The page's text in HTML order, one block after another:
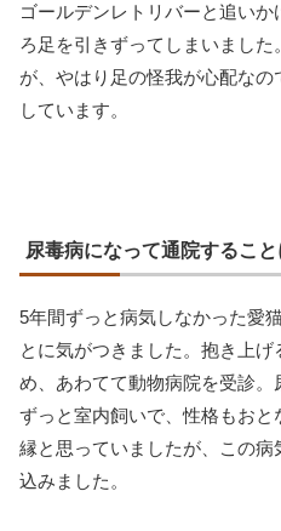
ゴールデンレトリバーと追い
ろ足を引きずってしまいまし
が、やはり足の怪我が心配な
しています。
尿毒病になって通院すること
5年間ずっと病気しなかった愛
とに気がつきました。抱き上
め、あわてて動物病院を受診。
ずっと室内飼いで、性格もお
縁と思っていましたが、この
込みました。